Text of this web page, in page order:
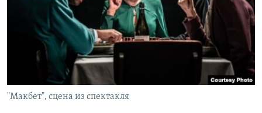
"Макбет", сцена из спектакля